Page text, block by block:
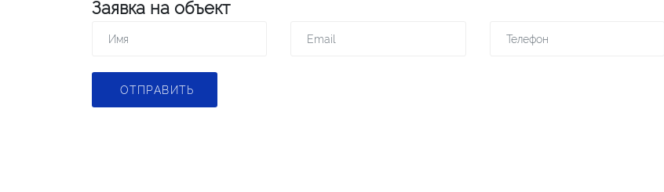
Заявка на объект
ОТПРАВИТЬ